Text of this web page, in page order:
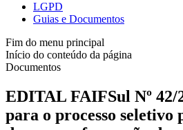
LGPD
Guias e Documentos
Fim do menu principal
Início do conteúdo da página
Documentos
EDITAL FAIFSul Nº 42/
para o processo